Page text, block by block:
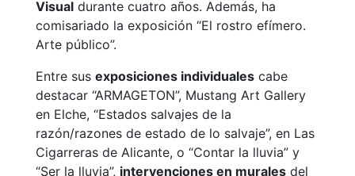
Visual durante cuatro años. Además, ha
comisariado la exposición “El rostro efímero.
Arte público”.​
Entre sus exposiciones individuales cabe
destacar “ARMAGETON”, Mustang Art Gallery
en Elche, “Estados salvajes de la
razón/razones de estado de lo salvaje”, en Las
Cigarreras de Alicante, o “Contar la lluvia” y
“Ser la lluvia”, intervenciones en murales del